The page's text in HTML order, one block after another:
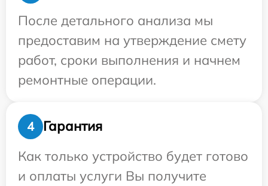
После детального анализа мы
предоставим на утверждение смету
работ, сроки выполнения и начнем
ремонтные операции.
4
Гарантия
Как только устройство будет готово
и оплаты услуги Вы получите